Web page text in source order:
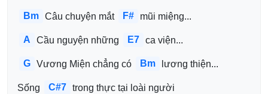
Bm Câu chuyện mắt F# mũi miệng...
A Cầu nguyện những E7 ca viện...
G Vương Miện chẳng có Bm lương thiện...
Sống C#7 trong thực tại loài người